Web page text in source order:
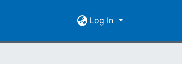
Log In